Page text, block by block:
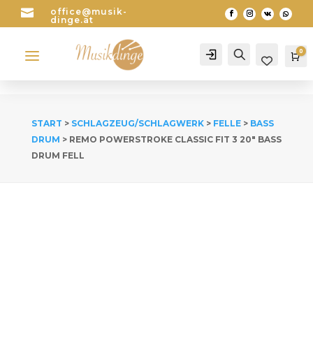

office@musik-
dinge.at
a Account Search 0
START > SCHLAGZEUG/SCHLAGWERK> FELLE> BASS
DRUM > REMO POWERSTROKE CLASSIC FIT 3 20″ BASS
DRUM FELL